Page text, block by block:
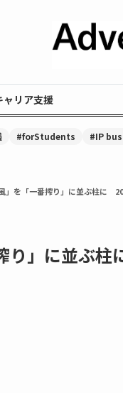
ャリア支援
#forStudents #IP
」を「一番搾り」に並ぶ柱に
り」に並ぶ